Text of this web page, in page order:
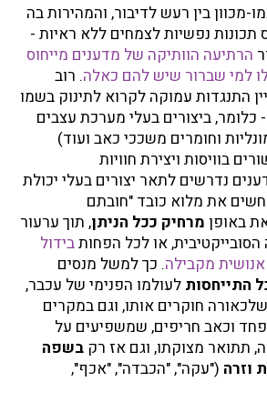
בין רעש לדיבור, והמהירות בה
תכונות נפשיות לצמחים ללא ראיות -
הרתיעה הוותיקה של מדענים מייחוס
למי שברור שיש להם כאלה. רוב
התנגדות עמוקה לקרוא לתינוק בשמו
כלומר, ביצורים בעלי מערכת עצבים
וחומרים משככי כאב ועוד)
בוויסות ויצירת חוויות
נדרשים לתאר יצורים בעלי יכולת
את מלוא כובד "חובתם
באופן מרחיק ככל הניתן, תוך ערעור
או לכל הפחותבידול
אנושית מקבילה. כך למשל מנסים
התייחסות לעולמו הפנימי של עכבר,
חוקרים אותו, וגם במקרים
וכאב חריפים, שמשפיעים על
תתואר מצוקתו, וגם אז רק בשפה
וזרה ("עקה", "הכבדה", "אכף",